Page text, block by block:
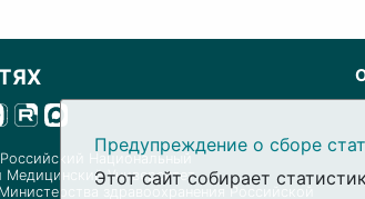
Национальный
Медицинский Университет
здравоохранения Российской
Предупреждение о сборе
Этот сайт собирает